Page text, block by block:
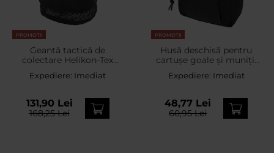
PROMOTII
Geantă tactică de
colectare Helikon-Tex
Competition Dump
Pouch - Neagră
Expediere: Imediat
131,90 Lei
168,25 Lei
PROMOTII
Husă deschisă pentru
cartușe goale și muniții
Mil-Tec MOLLE - Black
Expediere: Imediat
48,77 Lei
60,95 Lei